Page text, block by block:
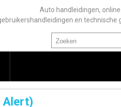
Auto handleidingen,
en technische
Alert)